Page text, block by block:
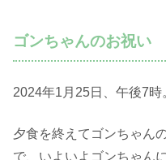
ゴンちゃんのお祝い
2024年1月25日、午後7時
夕食を終えてゴンちゃん
で、いよいよゴンちゃん